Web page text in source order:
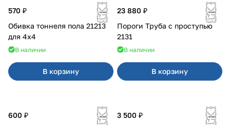
570 ₽
Обивка тоннеля пола 21213
для 4x4
В наличии
В корзину
23 880 ₽
Пороги Труба с проступью
2131
В наличии
В корзину
600 ₽
3 500 ₽